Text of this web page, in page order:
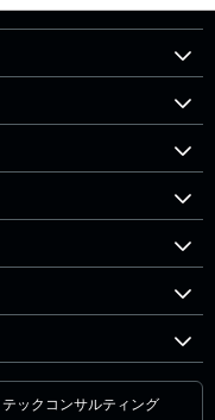
テックコンサルティング